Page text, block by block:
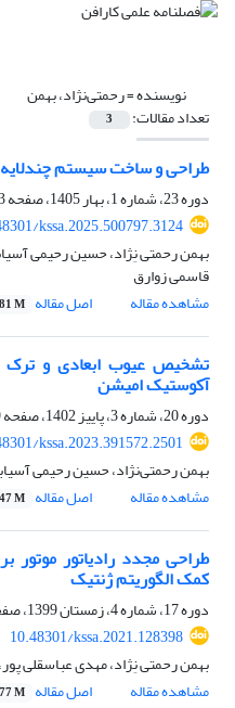
نویسنده =رحمتی‌نژاد، بهمن
تعداد مقالات: 3
طراحی و ساخت سیستم
دوره 23، شماره 1، بهار 1405، صفحه
kssa.2025.500797.3124
بهمن رحمتی نِژاد، حسین رحیمی
قاسمی زوارق
مشاهده مقاله
اصل مقاله M
تشخیص عیوب ابعادی و ترک
آکوستیک امیشن
دوره 20، شماره 3، پاییز 1402، صفحه
kssa.2023.391572.2501
بهمن رحمتی‌نژاد، حسین رحیمی
مشاهده مقاله
اصل مقاله M
طراحی مجدد رادیاتور
کمک الگوریتم ژنتیک
دوره 17، شماره 4، زمستان 1399، صفحه
10.48301/kssa.2021.128398
بهمن رحمتی نِژاد، مهدی عباسقلی
مشاهده مقاله
اصل مقاله M